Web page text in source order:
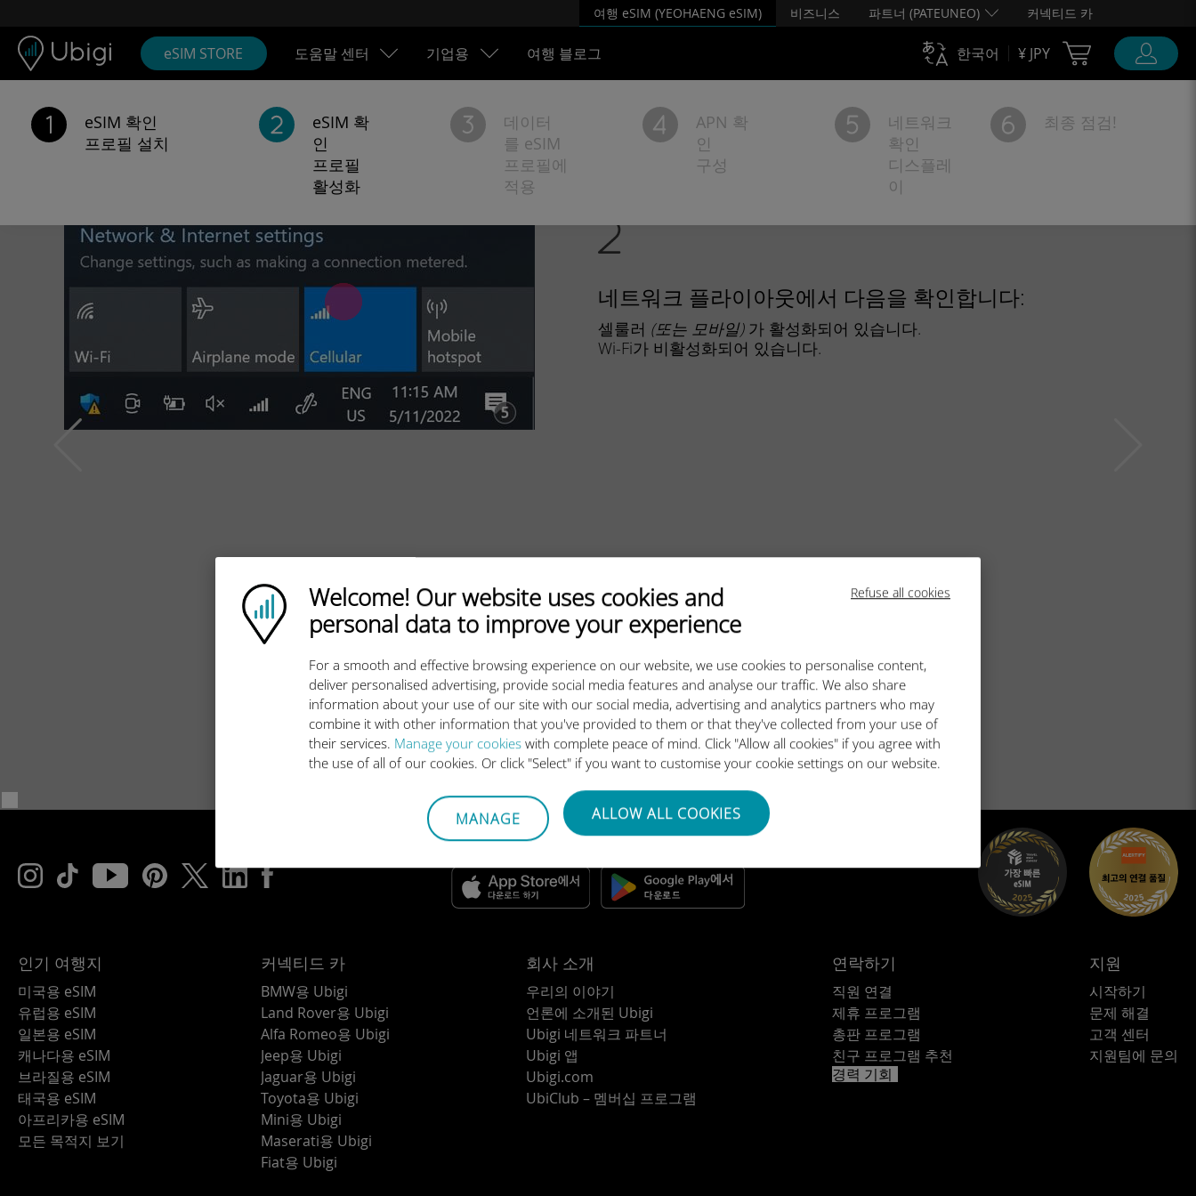
Refuse all cookies
Ubigi logo
Welcome! Our website uses cookies and
personal data to improve your experience
For a smooth and effective browsing experience on our website, we use cookies to personalise content,
deliver personalised advertising, provide social media features and analyse our traffic. We also share
information about your use of our site with our social media, advertising and analytics partners who may
combine it with other information that you've provided to them or that they've collected from your use of
their services. Manage your cookies with complete peace of mind. Click "Allow all cookies" if you agree with
the use of all of our cookies. Or click "Select" if you want to customise your cookie settings on our website.
MANAGE ALLOW ALL COOKIES
여행 eSIM (YEOHAENG eSIM) 비즈니스 파트너 (PATEUNEO) 커넥티드 카
eSIM STORE 도움말 센터 기업용 여행 블로그 한국어 ¥ JPY Cart Ubigi
eSIM 확인
프로필 설치
eSIM 확
인
프로필
활성화
데이터
를 eSIM
프로필에
적용
APN 확
인
구성
네트워크
확인
디스플레
이
최종 점검!
네트워크 플라이아웃에서 다음을 확인합니다:
셀룰러 (또는 모바일)가 활성화되어 있습니다.
Wi-Fi가 비활성화되어 있습니다.
3단계로 이동
앱을 다운로드하세요
인기 여행지
미국용 eSIM
유럽용 eSIM
일본용 eSIM
캐나다용 eSIM
브라질용 eSIM
태국용 eSIM
아프리카용 eSIM
모든 목적지 보기
커넥티드 카
BMW용 Ubigi
Land Rover용 Ubigi
Alfa Romeo용 Ubigi
Jeep용 Ubigi
Jaguar용 Ubigi
Toyota용 Ubigi
Mini용 Ubigi
Maserati용 Ubigi
Fiat용 Ubigi
회사 소개
우리의 이야기
언론에 소개된 Ubigi
Ubigi 네트워크 파트너
Ubigi 앱
Ubigi.com
UbiClub – 멤버십 프로그램
연락하기
직원 연결
제휴 프로그램
총판 프로그램
친구 프로그램 추천
경력 기회
지원
시작하기
문제 해결
고객 센터
지원팀에 문의